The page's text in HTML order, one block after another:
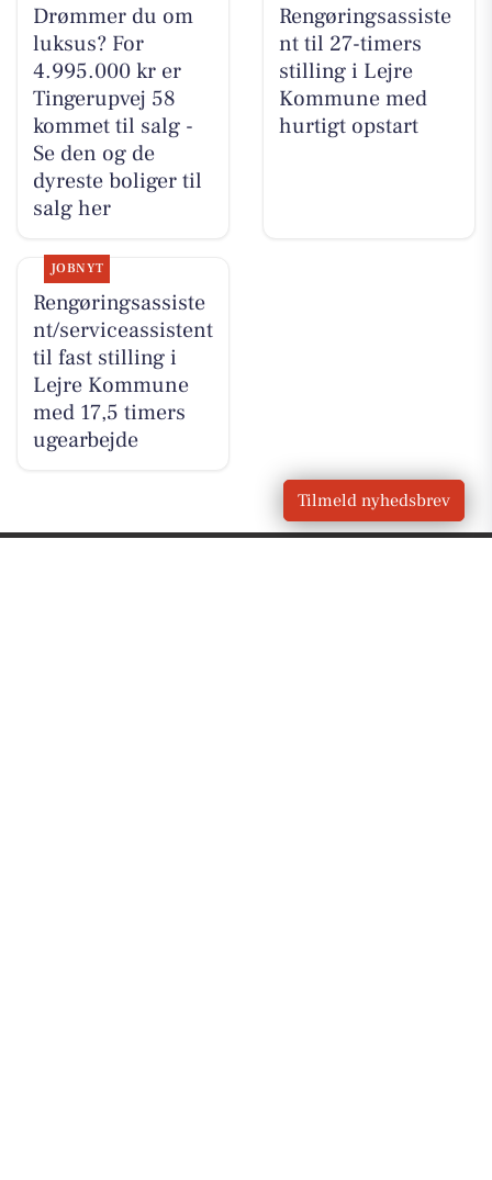
Drømmer du om
luksus? For
4.995.000 kr er
Tingerupvej 58
kommet til salg -
Se den og de
dyreste boliger til
salg her
Rengøringsassiste
nt til 27-timers
stilling i Lejre
Kommune med
hurtigt opstart
JOBNYT
Rengøringsassiste
nt/serviceassistent
til fast stilling i
Lejre Kommune
med 17,5 timers
ugearbejde
Tilmeld nyhedsbrev